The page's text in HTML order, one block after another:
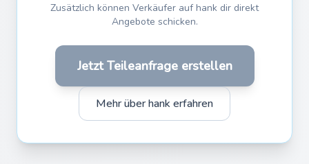
Zusätzlich können Verkäufer auf hank dir direkt
Angebote schicken.
Jetzt Teileanfrage erstellen
Mehr über hank erfahren